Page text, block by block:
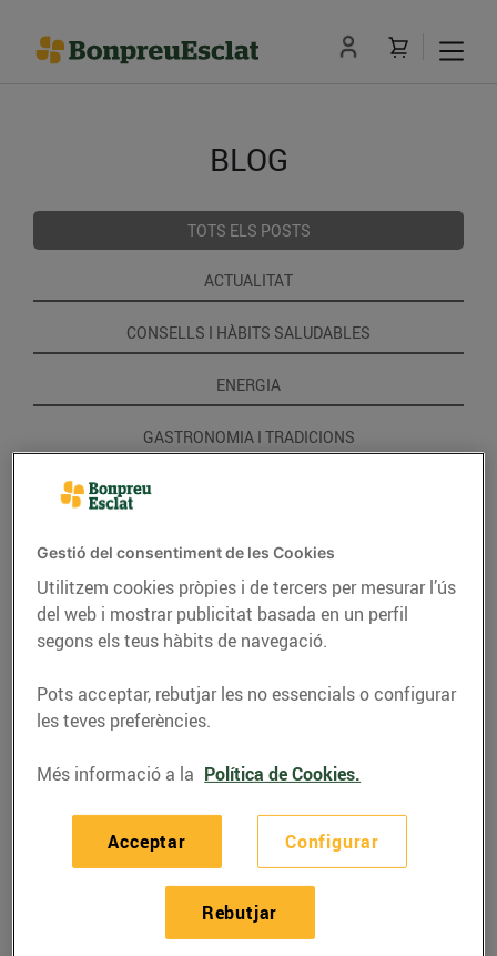
BLOG
TOTS ELS POSTS
ACTUALITAT
CONSELLS I HÀBITS SALUDABLES
ENERGIA
GASTRONOMIA I TRADICIONS
RECEPTES
Recepta de cruixent de
Gestió del consentiment de les Cookies
Utilitzem cookies pròpies i de tercers per mesurar l’ús
del web i mostrar publicitat basada en un perfil
segons els teus hàbits de navegació.
Pots acceptar, rebutjar les no essencials o configurar
les teves preferències.
Més informació a la Política de Cookies.
Configurar
Rebutjar
Acceptar